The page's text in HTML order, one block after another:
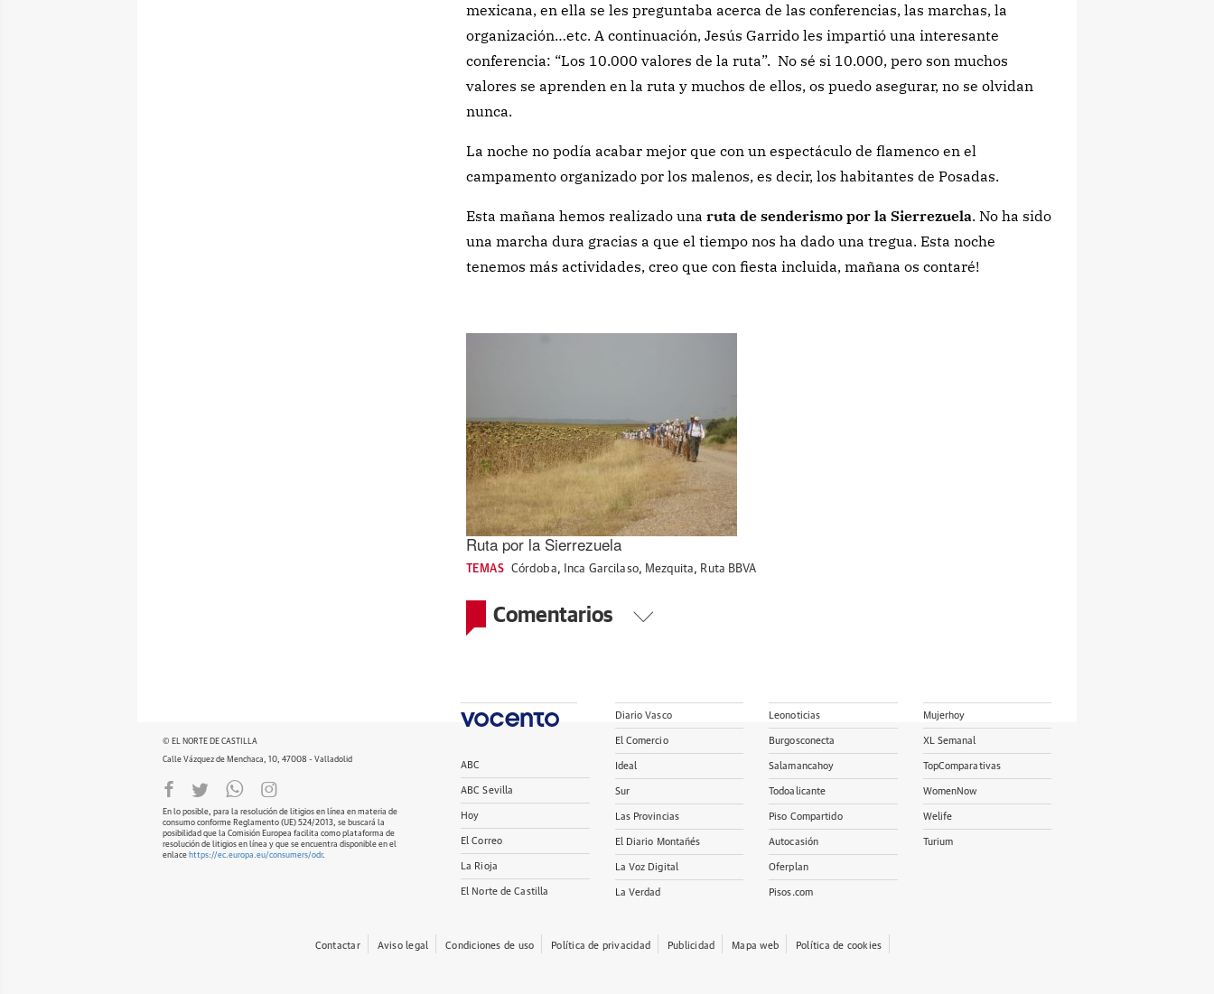
mexicana, en ella se les preguntaba acerca de las conferencias, las marchas, la
organización…etc. A continuación, Jesús Garrido les impartió una interesante
conferencia: “Los 10.000 valores de la ruta”. No sé si 10.000, pero son muchos
valores se aprenden en la ruta y muchos de ellos, os puedo asegurar, no se olvidan
nunca.
La noche no podía acabar mejor que con un espectáculo de flamenco en el
campamento organizado por los malenos, es decir, los habitantes de Posadas.
Esta mañana hemos realizado una ruta de senderismo por la Sierrezuela. No ha sido
una marcha dura gracias a que el tiempo nos ha dado una tregua. Esta noche
tenemos más actividades, creo que con fiesta incluida, mañana os contaré!
Ruta por la Sierrezuela
TEMAS Córdoba, Inca Garcilaso, Mezquita, Ruta BBVA
Comentarios
© EL NORTE DE CASTILLA
Calle Vázquez de Menchaca, 10, 47008 - Valladolid
En lo posible, para la resolución de litigios en línea en materia de
consumo conforme Reglamento (UE) 524/2013, se buscará la
posibilidad que la Comisión Europea facilita como plataforma de
resolución de litigios en línea y que se encuentra disponible en el
enlace https://ec.europa.eu/consumers/odr.
ABC
ABC Sevilla
Hoy
El Correo
La Rioja
El Norte de Castilla
Diario Vasco
El Comercio
Ideal
Sur
Las Provincias
El Diario Montañés
La Voz Digital
La Verdad
Leonoticias
Burgosconecta
Salamancahoy
Todoalicante
Piso Compartido
Autocasión
Oferplan
Pisos.com
Mujerhoy
XL Semanal
TopComparativas
WomenNow
Welife
Turium
Contactar Aviso legal Condiciones de uso Política de privacidad Publicidad Mapa web Política de cookies